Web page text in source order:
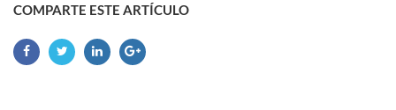
COMPARTE ESTE ARTÍCULO